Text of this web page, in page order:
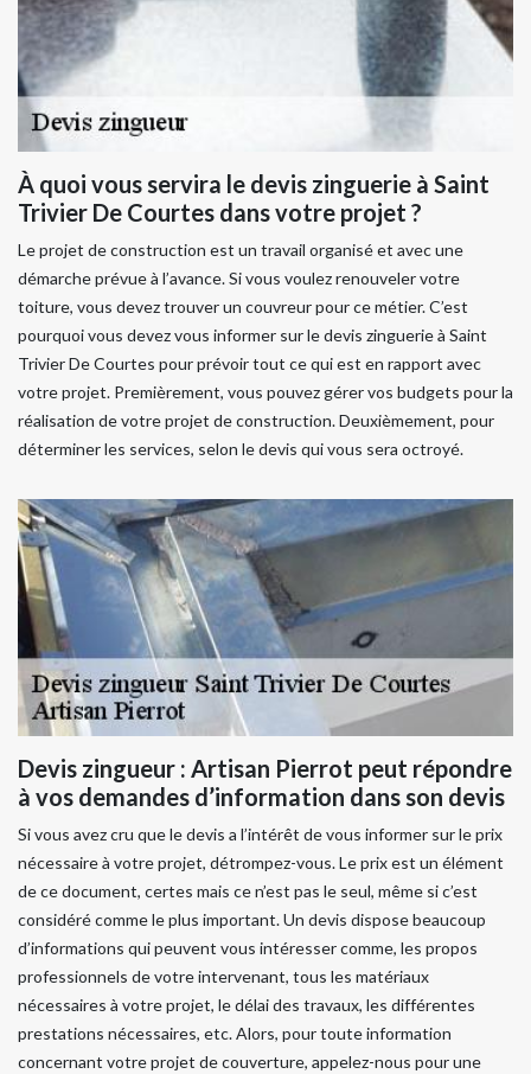
À quoi vous servira le devis zinguerie à Saint
Trivier De Courtes dans votre projet ?
Le projet de construction est un travail organisé et avec une
démarche prévue à l’avance. Si vous voulez renouveler votre
toiture, vous devez trouver un couvreur pour ce métier. C’est
pourquoi vous devez vous informer sur le devis zinguerie à Saint
Trivier De Courtes pour prévoir tout ce qui est en rapport avec
votre projet. Premièrement, vous pouvez gérer vos budgets pour la
réalisation de votre projet de construction. Deuxièmement, pour
déterminer les services, selon le devis qui vous sera octroyé.
Devis zingueur : Artisan Pierrot peut répondre
à vos demandes d’information dans son devis
Si vous avez cru que le devis a l’intérêt de vous informer sur le prix
nécessaire à votre projet, détrompez-vous. Le prix est un élément
de ce document, certes mais ce n’est pas le seul, même si c’est
considéré comme le plus important. Un devis dispose beaucoup
d’informations qui peuvent vous intéresser comme, les propos
professionnels de votre intervenant, tous les matériaux
nécessaires à votre projet, le délai des travaux, les différentes
prestations nécessaires, etc. Alors, pour toute information
concernant votre projet de couverture, appelez-nous pour une